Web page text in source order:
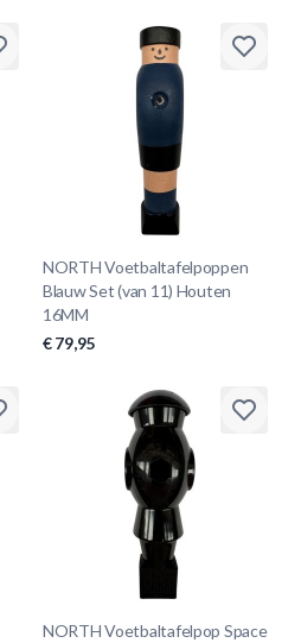
NORTH Voetbaltafelpoppen
Blauw Set (van 11) Houten
16MM
€ 79,95
NORTH Voetbaltafelpop Space